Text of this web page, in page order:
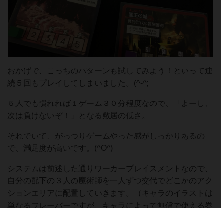
おかげで、こっちのパターンも試してみよう！といって連
続５回もプレイしてしまいました。(^-^;
５人でも慣れれば１ゲーム３０分程度なので、「よーし、
次は負けないぞ！」となる敷居の低さ。
それでいて、がっつりゲームやった感がしっかりあるの
で、満足度が高いです。(^O^)
システムは前述した通りワーカープレイスメントなので、
自分の配下の３人の魔術師を一人ずつ交代でどこかのアク
ションエリアに配置していきます。（キャラのイラストは
単なるフレーバーですが、キャラによって無償で使える巻